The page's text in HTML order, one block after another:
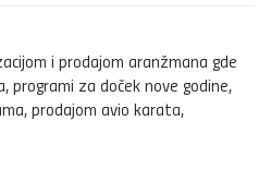
i prodajom aranžmana gde
programi za doček nove godine,
prodajom avio karata,